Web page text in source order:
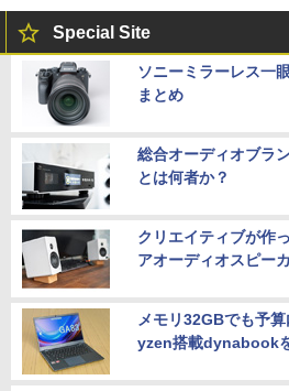
Special Site
ソニーミラーレス一
まとめ
総合オーディオブラ
とは何者か？
クリエイティブが作
アオーディオスピー
メモリ32GBでも予
yzen搭載dynabook